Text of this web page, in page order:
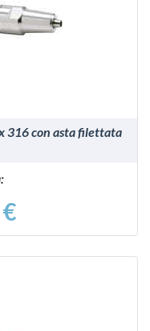
316 con asta filettata